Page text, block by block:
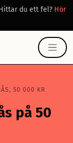
du ett fel? Hör
50 000 KR
på 50